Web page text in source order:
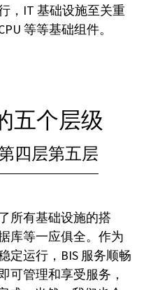
，IT 基础设施至关重
等等基础组件。
五个层级
四层第五层
所有基础设施的搭
库等一应俱全。作为
定运行，BIS 服务顺畅
可管理和享受服务，